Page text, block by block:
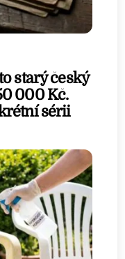
starý český
000 Kč.
sérii